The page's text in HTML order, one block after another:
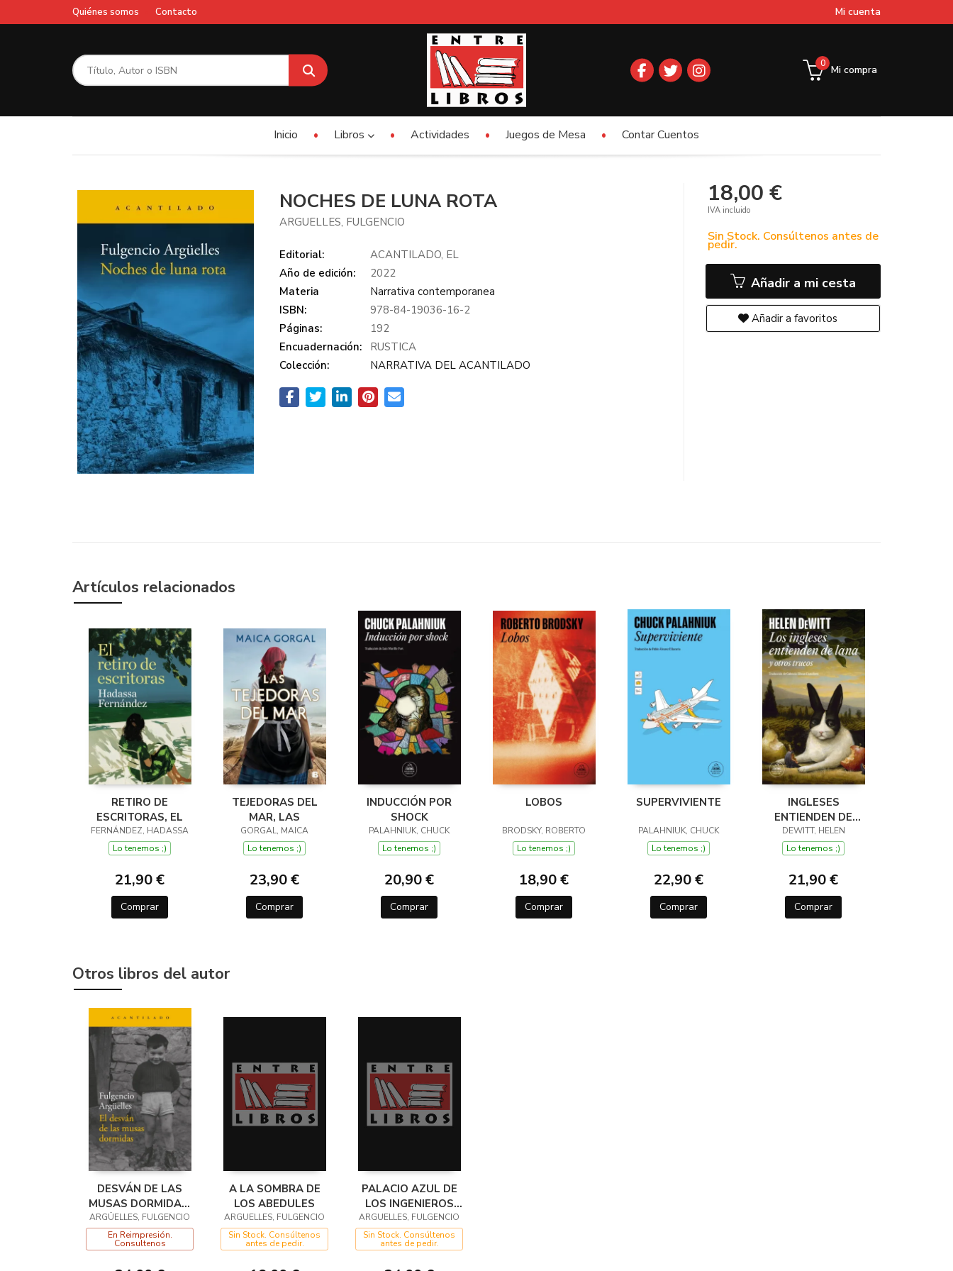
Mi cuenta
Quiénes somos Contacto
Mi compra
0
Inicio Libros Actividades Juegos de Mesa Contar Cuentos
NOCHES DE LUNA ROTA
ARGUELLES, FULGENCIO
Editorial:
ACANTILADO, EL
Año de edición:
2022
Materia
Narrativa contemporanea
ISBN:
978-84-19036-16-2
Páginas:
192
Encuadernación:
RUSTICA
Colección:
NARRATIVA DEL ACANTILADO
18,00 €
IVA incluido
Sin Stock. Consúltenos antes de
pedir.
Añadir a mi cesta
Añadir a favoritos
Artículos relacionados
RETIRO DE
ESCRITORAS, EL
FERNÁNDEZ, HADASSA
Lo tenemos ;)
21,90 €
Comprar
TEJEDORAS DEL
MAR, LAS
GORGAL, MAICA
Lo tenemos ;)
23,90 €
Comprar
INDUCCIÓN POR
SHOCK
PALAHNIUK, CHUCK
Lo tenemos ;)
20,90 €
Comprar
LOBOS
BRODSKY, ROBERTO
Lo tenemos ;)
18,90 €
Comprar
SUPERVIVIENTE
PALAHNIUK, CHUCK
Lo tenemos ;)
22,90 €
Comprar
INGLESES
ENTIENDEN DE
LANA (Y OTROS
TRUCOS)
DEWITT, HELEN
Lo tenemos ;)
21,90 €
Comprar
Otros libros del autor
DESVÁN DE LAS
MUSAS DORMIDAS,
EL
ARGÜELLES, FULGENCIO
En Reimpresión.
Consultenos
A LA SOMBRA DE
LOS ABEDULES
ARGUELLES, FULGENCIO
Sin Stock. Consúltenos
antes de pedir.
PALACIO AZUL DE
LOS INGENIEROS
BELGAS
ARGUELLES, FULGENCIO
Sin Stock. Consúltenos
antes de pedir.